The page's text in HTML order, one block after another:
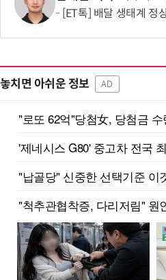
[ET톡] 배달 생태계 정상화,
놓치면 아쉬운 정보 AD